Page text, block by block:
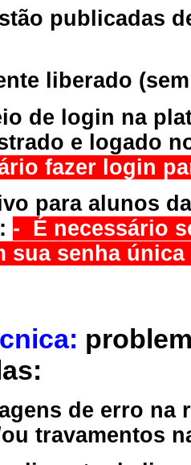
publicadas
liberado
de login na
e logado
fazer login
para alunos
- É necessário
sua senha
de erro
travamentos